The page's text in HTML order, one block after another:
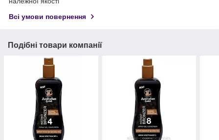
Всі умови повернення
Подібні товари компанії